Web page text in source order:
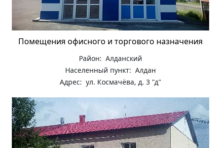
Помещения офисного и торгового назначения
Район: Алданский
Населенный пункт: Алдан
Адрес: ул. Космачёва, д. 3 "д"